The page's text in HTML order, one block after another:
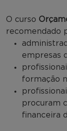
O curso
recomendado
empresas
formação
procuram
financeira